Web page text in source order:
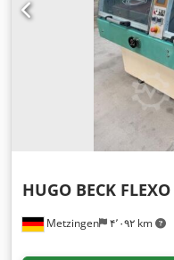
Metzingen ۴٬۰۹۲ km
HUGO BECK FLEXO